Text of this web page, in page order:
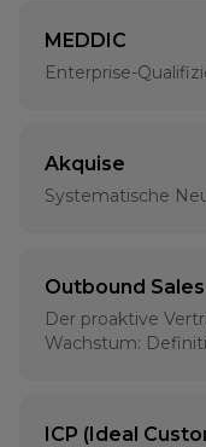
MEDDIC
Enterprise-
Akquise
Systematische
Outbound Sales
Der proaktive
Wachstum:
ICP (Ideal